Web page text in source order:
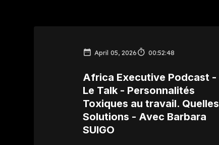
April 05, 2026 00:52:48
Africa Executive Podcast -
Le Talk - Personnalités
Toxiques au travail. Quelles
Solutions - Avec Barbara
SUIGO